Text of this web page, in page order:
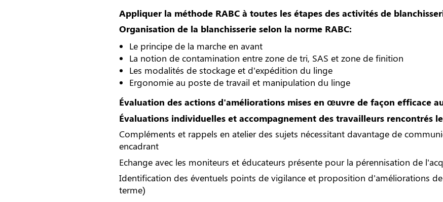
Appliquer la méthode RABC à toutes les étapes des activités de
Organisation de la blanchisserie selon la norme RABC:
Le principe de la marche en avant
La notion de contamination entre zone de tri, SAS et zone de finition
Les modalités de stockage et d'expédition du linge
Ergonomie au poste de travail et manipulation du linge
Évaluation des actions d'améliorations mises en œuvre de façon efficace
Évaluations individuelles et accompagnement des travailleurs rencontrés
Compléments et rappels en atelier des sujets nécessitant davantage de
encadrant
Echange avec les moniteurs et éducateurs présente pour la pérennisation de
Identification des éventuels points de vigilance et proposition d'améliorations
terme)